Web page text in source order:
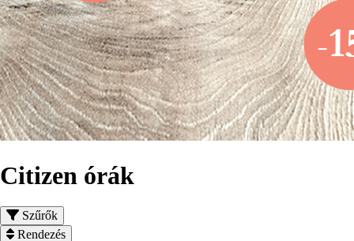
Citizen órák
Szűrők
Rendezés